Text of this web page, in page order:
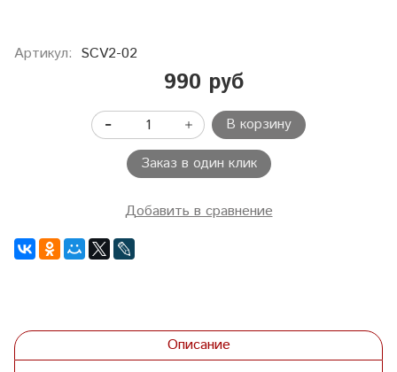
Артикул: SCV2-02
990 руб
В корзину
Заказ в один клик
Добавить в сравнение
Описание